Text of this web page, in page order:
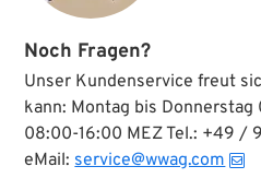
Noch Fragen?
Unser Kundenservice freut
kann: Montag bis
08:00-16:00 MEZ Tel.: +49 /
eMail:service@wwag.com